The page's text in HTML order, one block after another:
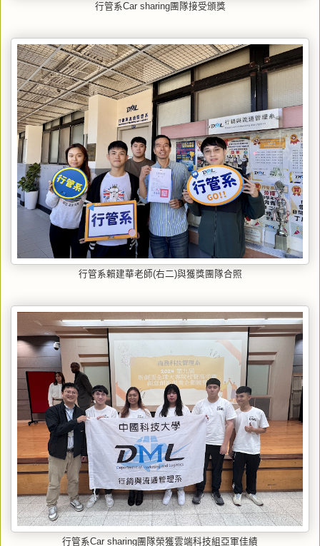
行管系Car sharing團隊接受頒獎
行管系賴建華老師(右二)與獲獎團隊合照
行管系Car sharing團隊榮獲雲端科技組亞軍佳績